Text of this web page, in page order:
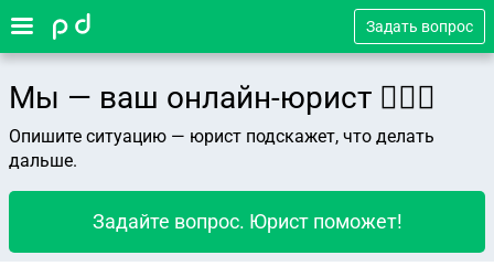
Задать вопрос
Мы — ваш онлайн-юрист 👨🏻‍⚖️
Опишите ситуацию — юрист подскажет, что делать
дальше.
Задайте вопрос. Юрист поможет!